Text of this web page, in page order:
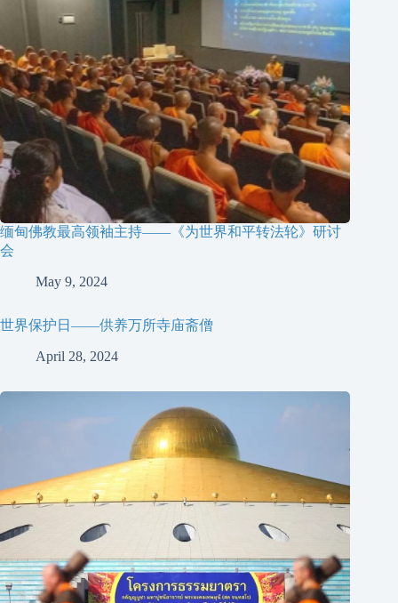
缅甸佛教最高领袖主持——《为世界和平转法轮》研讨
会
May 9, 2024
世界保护日——供养万所寺庙斋僧
April 28, 2024